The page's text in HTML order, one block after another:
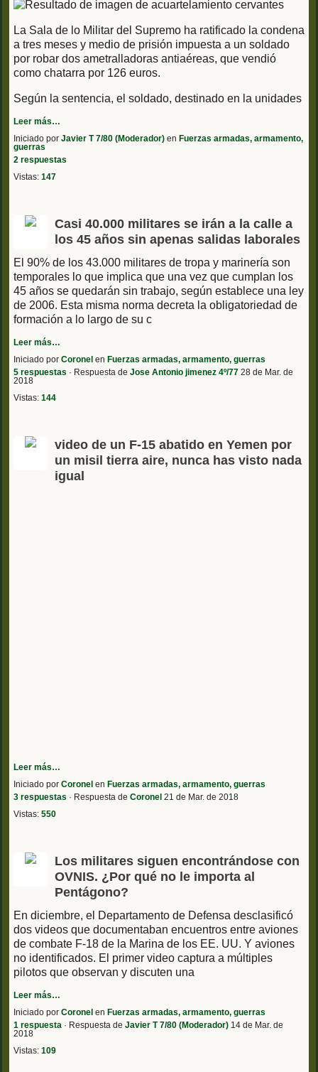
La Sala de lo Militar del Supremo ha ratificado la condena
a tres meses y medio de prisión impuesta a un soldado
por robar dos ametralladoras antiaéreas, que vendió
como chatarra por 126 euros.
Según la sentencia, el soldado, destinado en la unidades
Leer más…
Iniciado por Javier T 7/80 (Moderador) en Fuerzas armadas, armamento,
guerras
2 respuestas
Vistas: 147
Casi 40.000 militares se irán a la calle a
los 45 años sin apenas salidas laborales
El 90% de los 43.000 militares de tropa y marinería son
temporales lo que implica que una vez que cumplan los
45 años se quedarán sin trabajo, según establece una ley
de 2006. Esta misma norma decreta la obligatoriedad de
formación a lo largo de su c
Leer más…
Iniciado por Coronel en Fuerzas armadas, armamento, guerras
5 respuestas · Respuesta de Jose Antonio jimenez 4º/77 28 de Mar. de
2018
Vistas: 144
video de un F-15 abatido en Yemen por
un misil tierra aire, nunca has visto nada
igual
Leer más…
Iniciado por Coronel en Fuerzas armadas, armamento, guerras
3 respuestas · Respuesta de Coronel 21 de Mar. de 2018
Vistas: 550
Los militares siguen encontrándose con
OVNIS. ¿Por qué no le importa al
Pentágono?
En diciembre, el Departamento de Defensa desclasificó
dos videos que documentaban encuentros entre aviones
de combate F-18 de la Marina de los EE. UU. Y aviones
no identificados. El primer video captura a múltiples
pilotos que observan y discuten una
Leer más…
Iniciado por Coronel en Fuerzas armadas, armamento, guerras
1 respuesta · Respuesta de Javier T 7/80 (Moderador) 14 de Mar. de
2018
Vistas: 109